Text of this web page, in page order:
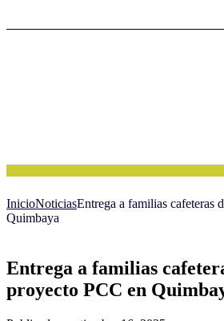
InicioNoticiasEntrega a familias cafeteras
Quimbaya
Entrega a familias
proyecto PCC en